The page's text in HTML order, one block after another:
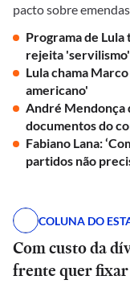
pacto sobre
Programa de Lula
rejeita 'servilismo'
Lula chama
americano'
André Mendonça
documentos do
Fabiano Lana:
partidos não
COLUNA DO
Com custo da
frente quer fixar